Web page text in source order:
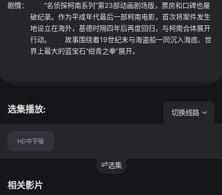
剧情：
“名侦探柯南系列”第23部动画剧场版，票房和口碑也屡
破纪录。作为平成年代最后一部柯南电影，首次将案件发生
地设立在海外，基德时隔四年后再度回归，与柯南合体展开
行动。 故事围绕着19世纪末与海盗船一同沉入海底、世
界上最大的蓝宝石“绀青之拳”展开。
选集播放: 切换线路
选集
HD中字版
相关影片